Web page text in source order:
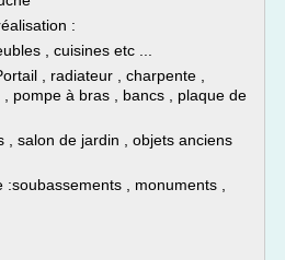
:
, cuisines etc ...
, radiateur , charpente ,
pompe à bras , bancs , plaque de
, salon de jardin , objets anciens
, monuments ,